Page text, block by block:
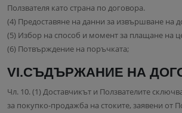
Ползвателя като страна по договора.
(4) Предоставяне на данни за извършване на
(5) Избор на способ и момент за плащане на
(6) Потвърждение на поръчката;
VI.СЪДЪРЖАНИЕ НА
Чл. 10. (1) Доставчикът и Ползвателите
за покупко-продажба на стоките, заявени от